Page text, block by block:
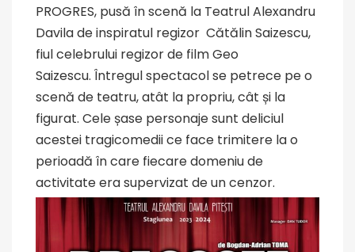
PROGRES, pusă în scenă la Teatrul Alexandru
Davila de inspiratul regizor Cătălin Saizescu,
fiul celebrului regizor de film Geo
Saizescu. Întregul spectacol se petrece pe o
scenă de teatru, atât la propriu, cât și la
figurat. Cele șase personaje sunt deliciul
acestei tragicomedii ce face trimitere la o
perioadă în care fiecare domeniu de
activitate era supervizat de un cenzor.